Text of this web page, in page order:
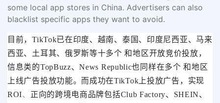
some local app stores in China. Advertisers can also
blacklist specific apps they want to avoid.
目前，TikTok已在印度、越南、泰国、印度尼西亚、马来
西亚、土耳其、俄罗斯等十多个 和地区开放竞价投放，
信息类的TopBuzz、News Republic也同样在多个 和地区
上线广告投放功能。而成功在TikTok上投放广告，实现
ROI、 正向的跨境电商品牌包括Club Factory、SHEIN、